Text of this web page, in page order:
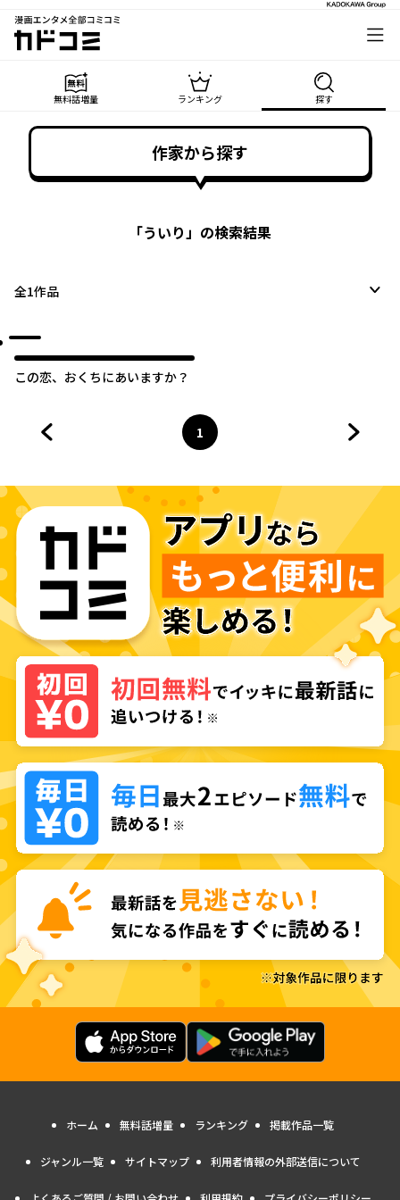
漫画エンタメ全部コミコミ
カドコミ
無料話増量 ランキング 探す
作家から探す
「ういり」の検索結果
全1作品
この恋、おくちにあいますか？
ページ
1
へ
ホーム 無料話増量 ランキング 掲載作品一覧
ジャンル一覧 サイトマップ 利用者情報の外部送信について